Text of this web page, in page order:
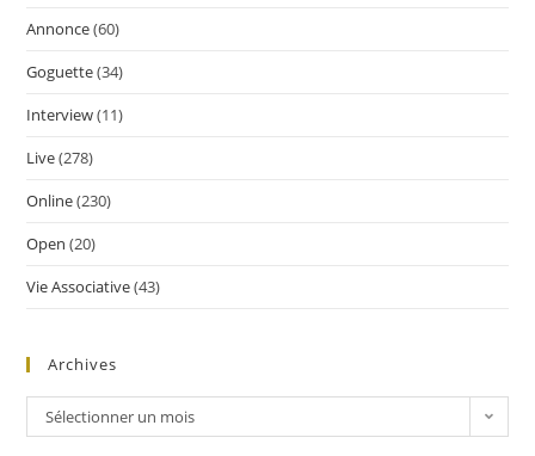
Annonce(60)
Goguette(34)
Interview(11)
Live(278)
Online(230)
Open (20)
Vie Associative(43)
Archives
Sélectionner un mois